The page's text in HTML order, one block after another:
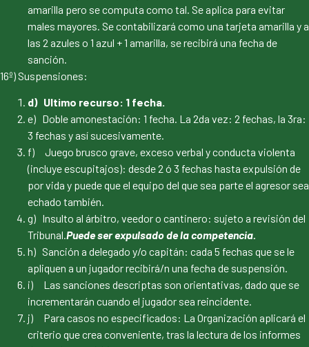
amarilla pero se computa como tal. Se aplica para evitar
males mayores. Se contabilizará como una tarjeta amarilla y a
las 2 azules o 1 azul + 1 amarilla, se recibirá una fecha de
sanción.
16º) Suspensiones:
d) Ultimo recurso: 1 fecha.
e) Doble amonestación: 1 fecha. La 2da vez: 2 fechas, la 3ra:
3 fechas y así sucesivamente.
f) Juego brusco grave, exceso verbal y conducta violenta
(incluye escupitajos): desde 2 ó 3 fechas hasta expulsión de
por vida y puede que el equipo del que sea parte el agresor sea
echado también.
g) Insulto al árbitro, veedor o cantinero: sujeto a revisión del
Tribunal.Puede ser expulsado de la competencia.
h) Sanción a delegado y/o capitán: cada 5 fechas que se le
apliquen a un jugador recibirá/n una fecha de suspensión.
i) Las sanciones descriptas son orientativas, dado que se
incrementarán cuando el jugador sea reincidente.
j) Para casos no especificados: La Organización aplicará el
criterio que crea conveniente, tras la lectura de los informes